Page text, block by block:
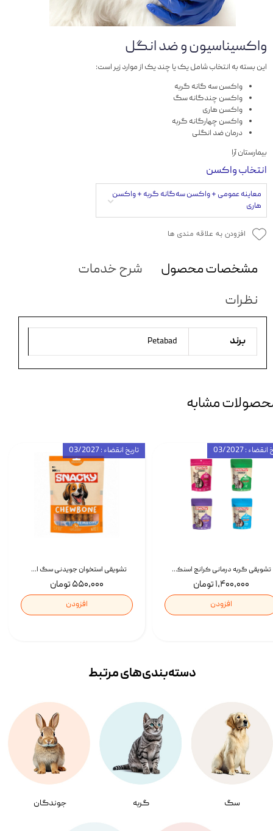
واکسیناسیون و ضد انگل
این بسته به انتخاب شامل یک یا چند یک از موارد زیر است:
واکسن سه ­گانه گربه
واکسن چندگانه سگ
واکسن هاری
واکسن چهارگانه گربه
درمان ضد انگلی
بیمارستان آرا
انتخاب واکسن
معاینه عمومی + واکسن سه‌گانه گربه + واکسن
هاری
افزودن به علاقه مندی ها
مشخصات محصول
شرح خدمات
نظرات
برند Petabad
مشابه
تشویقی استخوان جویدنی سگ اسنکی کرانچی با طعم مرغ Snacky Crunchy Munchy وزن 100 گرم
۵۵۰,۰۰۰ تومان
افزودن
تاریخ انقضاء : 03/2027
تشویقی گربه درمانی کرانچ اسنکی با طعم میکس Snacky Crunch Cat Treats وزن 60 گرم بسته 4 عددی
۱,۴۰۰,۰۰۰ تومان
افزودن
: 03/2027
سگ گربه جوندگان
دسته‌بندی‌‌های مرتبط